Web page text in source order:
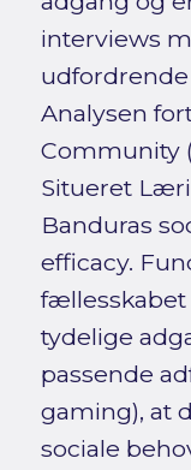
interviews
udfordrende
Analysen
Community
Situeret
Banduras
efficacy.
fællesskabet
tydelige
passende
gaming), at
sociale